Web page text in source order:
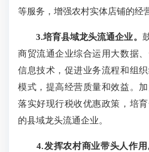
等服务，增强农村实体店铺的经
3.培育县域龙头流通企业。
商贸流通企业综合运用大数据
信息技术，促进业务流程和组
模式，提高经营质量和效益。
落实好现行税收优惠政策，培
的县域龙头流通企业。
4.发挥农村商业带头人作用